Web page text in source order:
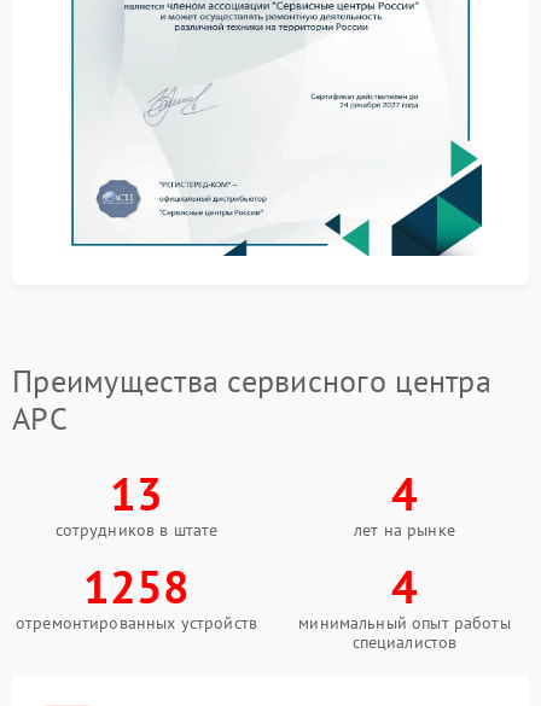
вентиляцией;
контролируйте состояние внутренних
Даже при правильной эксплуатации сервис APC
остается необходимым при первых отклонениях в
индикации.
становится сервисный центр APC. Специалисты
выявляют причину, выполняют ремонт и
возвращают точность отображения состояний.
Преимущества сервисного центра
APC
13
сотрудников в штате
4
лет на рынке
1258
отремонтированных устройств
4
минимальный опыт работы
специалистов